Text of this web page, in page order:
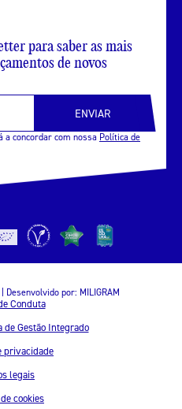
para saber as mais
de novos
ENVIAR
concordar com nossa Política de
Desenvolvido por: MILIGRAM
Conduta
de Gestão Integrado
privacidade
legais
cookies